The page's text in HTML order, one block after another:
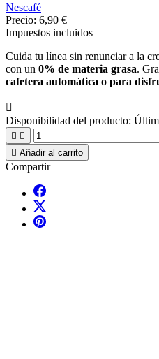
Nescafé
Precio: 6,90 €
Impuestos incluidos
Cuida tu línea sin renunciar a la
con un 0% de materia grasa.
cafetera automática o para

Disponibilidad del producto:
 
 Añadir al carrito
Compartir